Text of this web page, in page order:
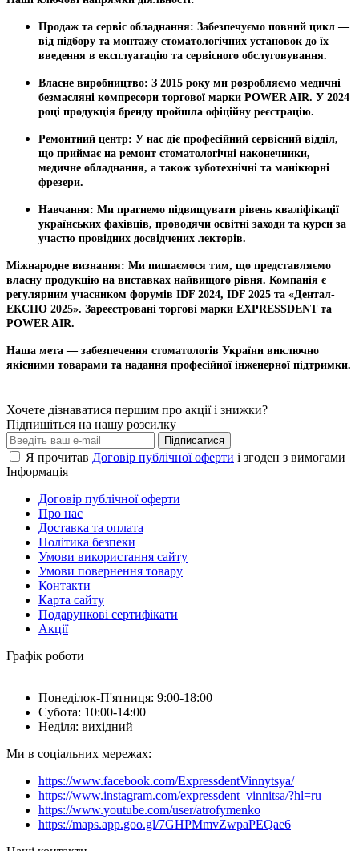
Продаж та сервіс обладнання: Забезпечуємо повний цикл —
від підбору та монтажу стоматологічних установок до їх
введення в експлуатацію та сервісного обслуговування.
Власне виробництво: З 2015 року ми розробляємо медичні
безмасляні компресори торгової марки POWER AIR. У 2024
році продукція бренду пройшла офіційну реєстрацію.
Ремонтний центр: У нас діє професійний сервісний відділ,
що приймає на ремонт стоматологічні наконечники,
медичне обладнання, а також зуботехнічні та манікюрні
фрезери.
Навчання: Ми прагнемо підвищувати рівень кваліфікації
українських фахівців, проводячи освітні заходи та курси за
участю провідних досвідчених лекторів.
Міжнародне визнання: Ми пишаємося тим, що представляємо
власну продукцію на виставках найвищого рівня. Компанія є
регулярним учасником форумів IDF 2024, IDF 2025 та «Дентал-
ЕКСПО 2025». Зареєстровані торгові марки EXPRESSDENTта
POWER AIR.
Наша мета — забезпечення стоматологів України виключно
якісними товарами та надання професійної інженерної підтримки.
Хочете дізнаватися першим про акції і знижки?
Підпишіться на нашу розсилку
Підписатися
Я прочитав Договір публічної оферти і згоден з вимогами
Інформація
Договір публічної оферти
Про нас
Доставка та оплата
Політика безпеки
Умови використання сайту
Умови повернення товару
Контакти
Карта сайту
Подарункові сертифікати
Акції
Графік роботи
Понеділок-П'ятниця: 9:00-18:00
Субота: 10:00-14:00
Неділя: вихідний
Ми в соціальних мережах:
https://www.facebook.com/ExpressdentVinnytsya/
https://www.instagram.com/expressdent_vinnitsa/?hl=ru
https://www.youtube.com/user/atrofymenko
https://maps.app.goo.gl/7GHPMmvZwpaPEQae6